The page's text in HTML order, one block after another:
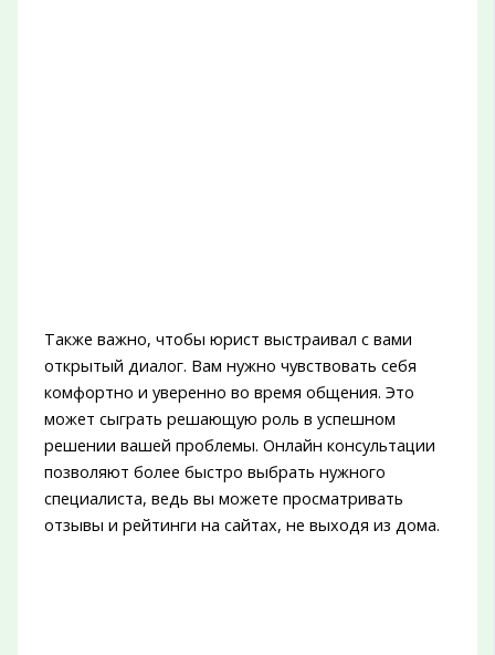
Также важно, чтобы юрист выстраивал с вами
открытый диалог. Вам нужно чувствовать себя
комфортно и уверенно во время общения. Это
может сыграть решающую роль в успешном
решении вашей проблемы. Онлайн консультации
позволяют более быстро выбрать нужного
специалиста, ведь вы можете просматривать
отзывы и рейтинги на сайтах, не выходя из дома.